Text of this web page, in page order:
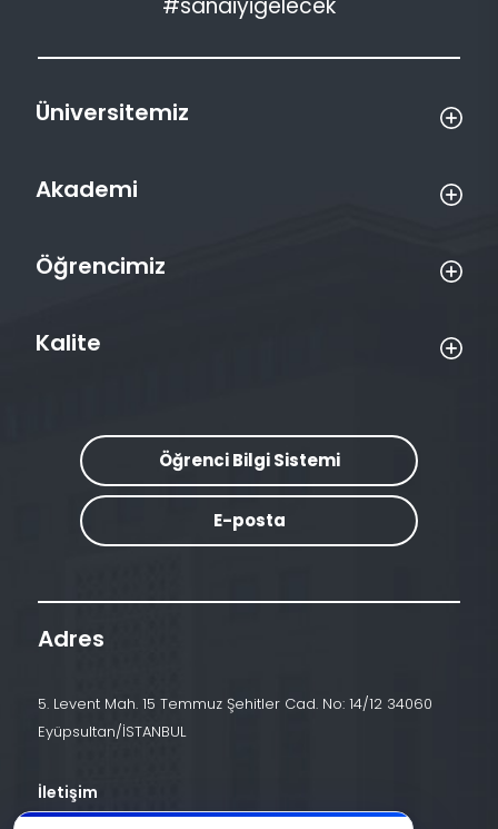
#sanaiyigelecek
Üniversitemiz
Akademi
Öğrencimiz
Kalite
Öğrenci Bilgi Sistemi
E-posta
Adres
5. Levent Mah. 15 Temmuz Şehitler Cad. No: 14/12 34060
Eyüpsultan/İSTANBUL
İletişim
+90 (212) 924 24 44